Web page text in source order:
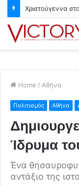
Home / Αθήνα
Πολιτισμός Αθήνα
Ίδρυμα
Ένα
αντάξιο της